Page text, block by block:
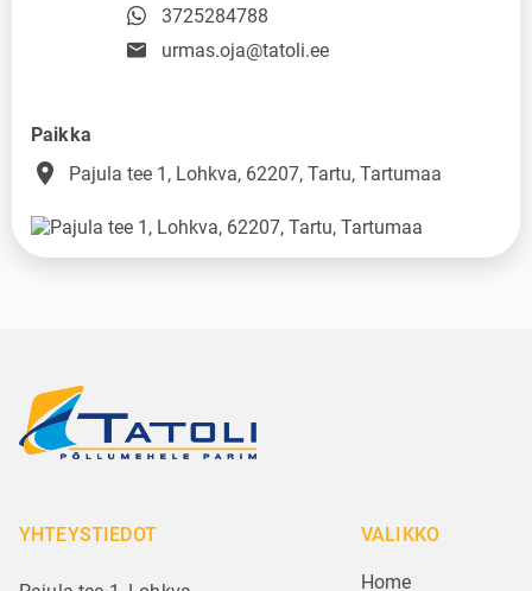
3725284788
urmas.oja@tatoli.ee
Paikka
place Pajula tee 1, Lohkva, 62207, Tartu, Tartumaa
YHTEYSTIEDOT VALIKKO
Home